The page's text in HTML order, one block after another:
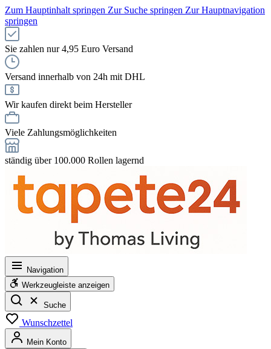
Zum Hauptinhalt springen Zur Suche springen Zur Hauptnavigation
springen
Sie zahlen nur 4,95 Euro Versand
Versand innerhalb von 24h mit DHL
Wir kaufen direkt beim Hersteller
Viele Zahlungsmöglichkeiten
ständig über 100.000 Rollen lagernd
Navigation
Werkzeugleiste anzeigen
Suche
Wunschzettel
Mein Konto